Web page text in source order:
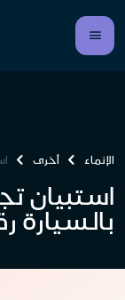
الإنماء أخرى
استبيان
بالسيارة